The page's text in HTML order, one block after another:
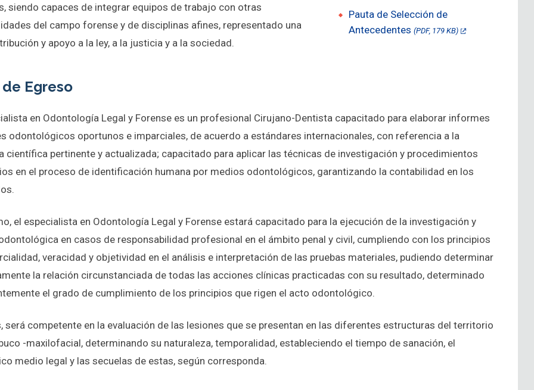
Pauta de Selección de
Antecedentes (PDF, 179 KB)
siendo capaces de integrar equipos de trabajo con otras
del campo forense y de disciplinas afines, representado una
y apoyo a la ley, a la justicia y a la sociedad.
Egreso
en Odontología Legal y Forense es un profesional Cirujano-Dentista capacitado para elaborar informes
odontológicos oportunos e imparciales, de acuerdo a estándares internacionales, con referencia a la
científica pertinente y actualizada; capacitado para aplicar las técnicas de investigación y procedimientos
en el proceso de identificación humana por medios odontológicos, garantizando la contabilidad en los
el especialista en Odontología Legal y Forense estará capacitado para la ejecución de la investigación y
en casos de responsabilidad profesional en el ámbito penal y civil, cumpliendo con los principios
veracidad y objetividad en el análisis e interpretación de las pruebas materiales, pudiendo determinar
la relación circunstanciada de todas las acciones clínicas practicadas con su resultado, determinado
el grado de cumplimiento de los principios que rigen el acto odontológico.
será competente en la evaluación de las lesiones que se presentan en las diferentes estructuras del territorio
-maxilofacial, determinando su naturaleza, temporalidad, estableciendo el tiempo de sanación, el
medio legal y las secuelas de estas, según corresponda.